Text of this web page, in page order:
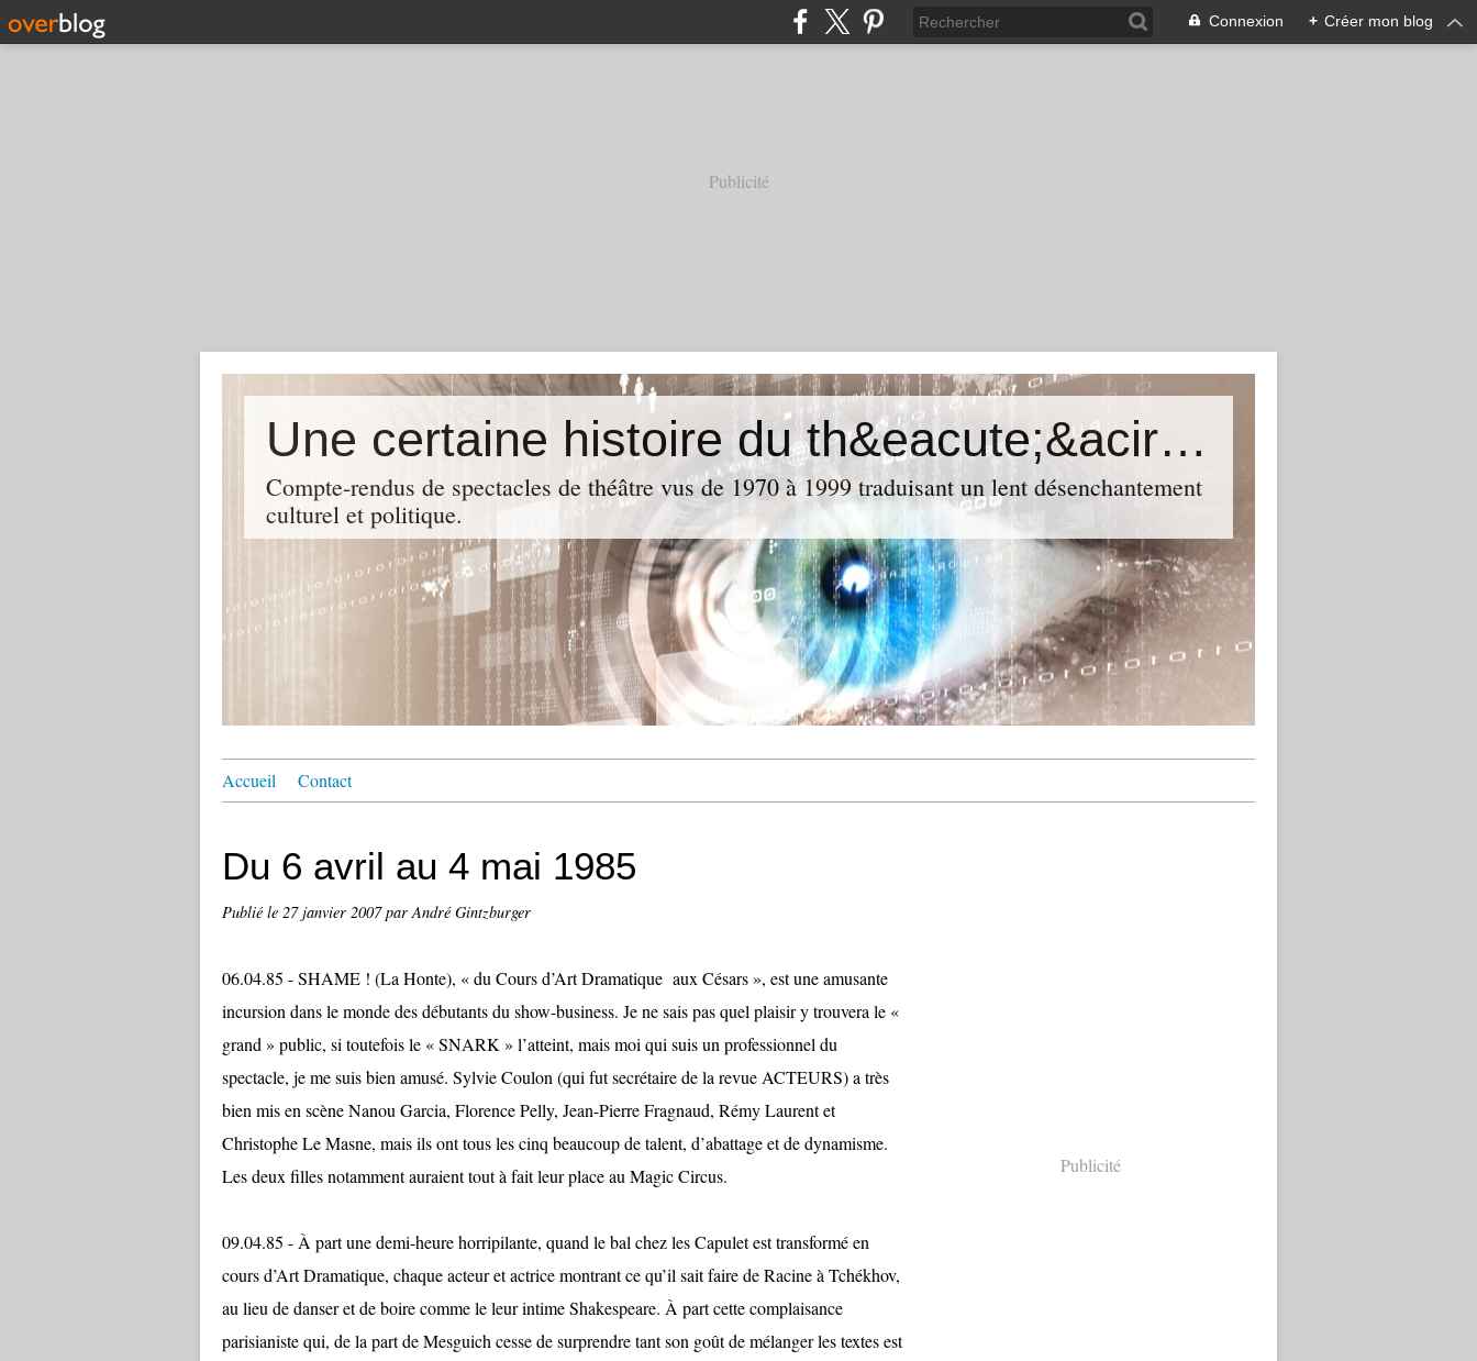
Connexion + Créer mon blog
Publicité
Une certaine histoire du th&eacute;&acirc;tre
Compte-rendus de spectacles de théâtre vus de 1970 à 1999 traduisant un lent désenchantement
culturel et politique.
Accueil Contact
Du 6 avril au 4 mai 1985
Publié le 27 janvier 2007par André Gintzburger
06.04.85 - SHAME ! (La Honte), « du Cours d’Art Dramatique aux Césars », est une amusante
incursion dans le monde des débutants du show-business. Je ne sais pas quel plaisir y trouvera le «
grand » public, si toutefois le « SNARK » l’atteint, mais moi qui suis un professionnel du
spectacle, je me suis bien amusé. Sylvie Coulon (qui fut secrétaire de la revue ACTEURS) a très
bien mis en scène Nanou Garcia, Florence Pelly, Jean-Pierre Fragnaud, Rémy Laurent et
Christophe Le Masne, mais ils ont tous les cinq beaucoup de talent, d’abattage et de dynamisme.
Les deux filles notamment auraient tout à fait leur place au Magic Circus.
09.04.85 - À part une demi-heure horripilante, quand le bal chez les Capulet est transformé en
cours d’Art Dramatique, chaque acteur et actrice montrant ce qu’il sait faire de Racine à Tchékhov,
au lieu de danser et de boire comme le leur intime Shakespeare. À part cette complaisance
parisianiste qui, de la part de Mesguich cesse de surprendre tant son goût de mélanger les textes est
Publicité